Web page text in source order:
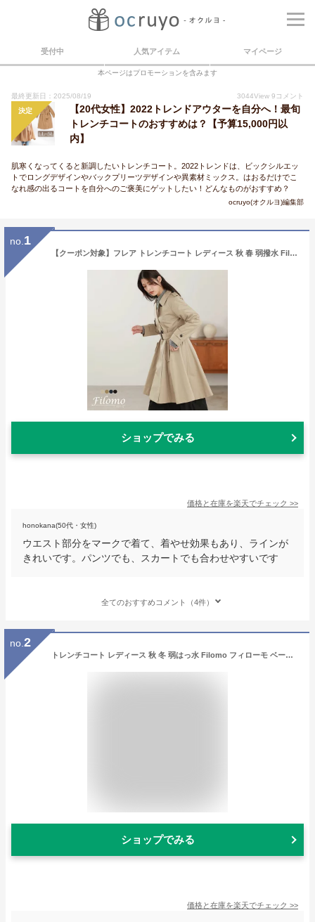
受付中 人気アイテム マイページ
本ページはプロモーションを含みます
最終更新日：2025/08/19 3044View 9 コメント
決定
【20代女性】2022トレンドアウターを自分へ！最旬
トレンチコートのおすすめは？【予算15,000円以
内】
肌寒くなってくると新調したいトレンチコート。2022トレンドは、ビックシルエッ
トでロングデザインやバックプリーツデザインや異素材ミックス。はおるだけでこ
なれ感の出るコートを自分へのご褒美にゲットしたい！どんなものがおすすめ？
ocruyo(オクルヨ)編集部
no. 1
【クーポン対象】フレア トレンチコート レディース 秋 春 弱撥水 Filomo 7号/9号/11号/13号 サイズ 薄手 膝丈 ライトアウター 大きいサイズ 小さいサイズ スプリングコート コート アウター 入学式 卒業式 上品 通勤 結婚式 ギフト プレゼント 5F (08000084r)
ショップでみる
価格と在庫を楽天でチェック >>
honokana(50代・女性)
ウエスト部分をマークで着て、着やせ効果もあり、ラインが
きれいです。パンツでも、スカートでも合わせやすいです
全てのおすすめコメント（4件）
no. 2
トレンチコート レディース 秋 冬 弱はっ水 Filomo フィローモ ベージュ/キャメル/ネイビー/ブラック 7号/9号/11号/13号 ギフト 通勤 仕事 春 大きいサイズ 小さいサイズ
ショップでみる
価格と在庫を楽天でチェック >>